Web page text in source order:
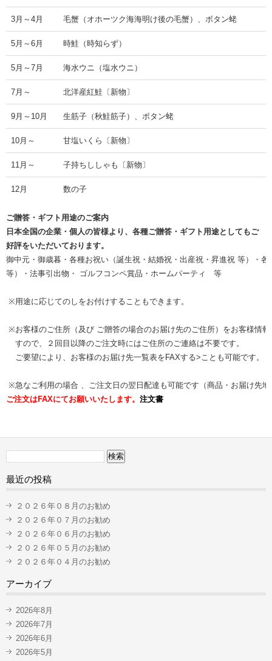
3月～4月 毛蟹（オホーツク海海明け後の毛蟹）、ボタン蛯
5月～6月 時鮭（時知らず）
5月～7月 海水ウニ（塩水ウニ）
7月～ 北洋産紅鮭〔新物〕
9月～10月 生筋子（秋鮭筋子）、ボタン蛯
10月～ 甘塩いくら〔新物〕
11月～ 子持ちししゃも〔新物〕
12月 数の子
ご贈答・ギフト用途のご案内
日本全国の企業・個人の皆様より、各種ご贈答・ギフト用途としてもご
好評をいただいております。
御中元・御歳暮・各種お祝い（誕生祝・結婚祝・出産祝・昇進祝 等）・各
等）・法事引出物・ ゴルフコンペ賞品・ホームパーティ 等
※用途に応じてのしをお付けすることもできます。
※お客様のご住所（及び ご贈答の場合のお届け先のご住所）をお客様情
すので、２回目以降のご注文時にはご住所のご連絡は不要です。
ご要望により、お客様のお届け先一覧表をFAXする>ことも可能です。
※急なご利用の場合 、ご注文日の翌日配達も可能です（商品・お届け先
ご注文はFAXにてお願いいたします。 注文書
最近の投稿
２０２６年０８月のお勧め
２０２６年０７月のお勧め
２０２６年０６月のお勧め
２０２６年０５月のお勧め
２０２６年０４月のお勧め
アーカイブ
2026年8月
2026年7月
2026年6月
2026年5月